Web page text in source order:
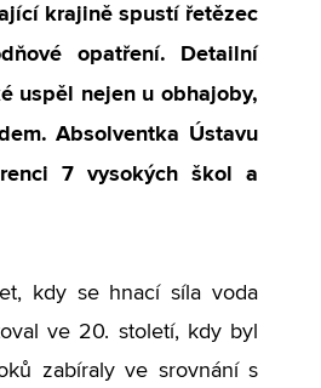
krajině spustí řetězec
opatření. Detailní
uspěl nejen u obhajoby,
Absolventka Ústavu
7 vysokých škol a
kdy se hnací síla voda
ve 20. století, kdy byl
zabíraly ve srovnání s